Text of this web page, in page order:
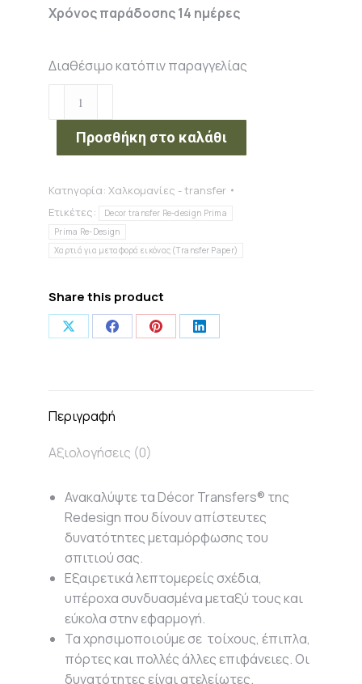
Χρόνος παράδοσης 14 ημέρες
Διαθέσιμο κατόπιν παραγγελίας
Décor
Transfers®
to
Live
By
ποσότητα
Προσθήκη στο καλάθι
Κατηγορία: Χαλκομανίες - transfer
Ετικέτες:
Decor transfer Re-design Prima
Prima Re-Design
Χαρτιά για μεταφορά εικόνας (Transfer Paper)
Share this product
Share Share Share Share
Περιγραφή
Αξιολογήσεις (0)
Ανακαλύψτε τα Décor Transfers® της
Redesign που δίνουν απίστευτες
δυνατότητες μεταμόρφωσης του
σπιτιού σας.
Εξαιρετικά λεπτομερείς σχέδια,
υπέροχα συνδυασμένα μεταξύ τους και
εύκολα στην εφαρμογή.
Τα χρησιμοποιούμε σε τοίχους, έπιπλα,
πόρτες και πολλές άλλες επιφάνειες. Οι
δυνατότητες είναι ατελείωτες.